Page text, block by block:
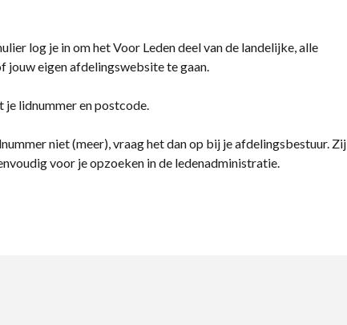
log je in om het Voor Leden deel van de landelijke, alle
jouw eigen afdelingswebsite te gaan.
je lidnummer en postcode.
niet (meer), vraag het dan op bij je afdelingsbestuur. Zij
voor je opzoeken in de ledenadministratie.